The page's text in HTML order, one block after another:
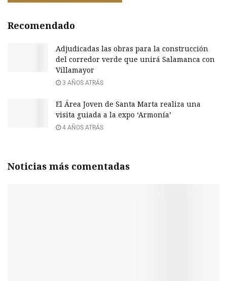
Recomendado
Adjudicadas las obras para la construcción
del corredor verde que unirá Salamanca con
Villamayor
3 AÑOS ATRÁS
El Área Joven de Santa Marta realiza una
visita guiada a la expo ‘Armonía’
4 AÑOS ATRÁS
Noticias más comentadas